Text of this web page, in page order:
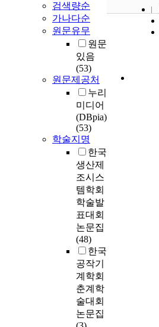
검색량순
가나다순
원문유무
원문
있음
(53)
원문제공처
누리
미디어
(DBpia)
(53)
학술지명
한국
생산제
조시스
템학회
학술발
표대회
논문집
(48)
한국
공작기
계학회
춘계학
술대회
논문집